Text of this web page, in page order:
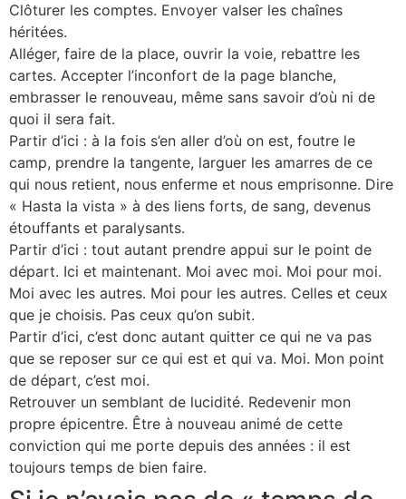
Clôturer les comptes. Envoyer valser les chaînes
héritées.
Alléger, faire de la place, ouvrir la voie, rebattre les
cartes. Accepter l’inconfort de la page blanche,
embrasser le renouveau, même sans savoir d’où ni de
quoi il sera fait.
Partir d’ici : à la fois s’en aller d’où on est, foutre le
camp, prendre la tangente, larguer les amarres de ce
qui nous retient, nous enferme et nous emprisonne. Dire
« Hasta la vista » à des liens forts, de sang, devenus
étouffants et paralysants.
Partir d’ici : tout autant prendre appui sur le point de
départ. Ici et maintenant. Moi avec moi. Moi pour moi.
Moi avec les autres. Moi pour les autres. Celles et ceux
que je choisis. Pas ceux qu’on subit.
Partir d’ici, c’est donc autant quitter ce qui ne va pas
que se reposer sur ce qui est et qui va. Moi. Mon point
de départ, c’est moi.
Retrouver un semblant de lucidité. Redevenir mon
propre épicentre. Être à nouveau animé de cette
conviction qui me porte depuis des années : il est
toujours temps de bien faire.